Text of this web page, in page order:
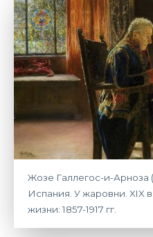
Жозе Галлегос-и-Арноза
Испания. У жаровни. XIX
жизни: 1857-1917 гг.